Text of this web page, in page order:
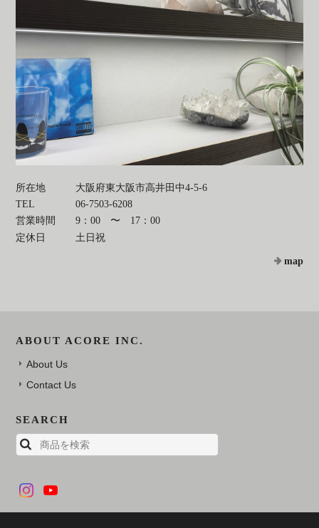
所在地
大阪府東大阪市高井田中4-5-6
TEL
06-7503-6208
営業時間
9：00 〜 17：00
定休日
土日祝
map
ABOUT ACORE INC.
About Us
Contact Us
SEARCH